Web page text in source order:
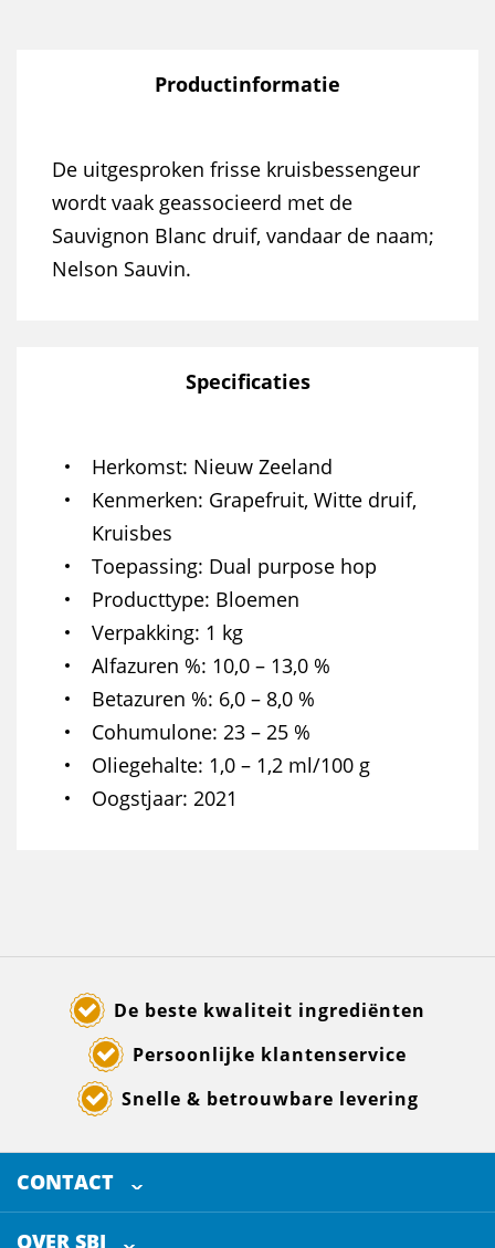
Productinformatie
De uitgesproken frisse kruisbessengeur
wordt vaak geassocieerd met de
Sauvignon Blanc druif, vandaar de naam;
Nelson Sauvin.
Specificaties
Herkomst Nieuw Zeeland
Kenmerken Grapefruit, Witte druif,
Kruisbes
Toepassing Dual purpose hop
Producttype Bloemen
Verpakking 1 kg
Alfazuren % 10,0 – 13,0 %
Betazuren % 6,0 – 8,0 %
Cohumulone 23 – 25 %
Oliegehalte 1,0 – 1,2 ml/100 g
Oogstjaar 2021
De beste kwaliteit ingrediënten
Persoonlijke klantenservice
Snelle & betrouwbare levering
CONTACT
SELECTED BREWING INGREDIENTS
Doornhoek 3880
OVER SBI